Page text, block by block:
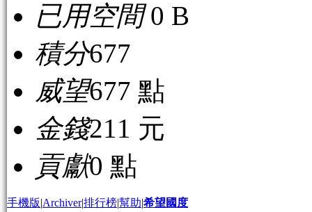
已用空間0 B
積分677
威望677 點
金錢211 元
貢獻0 點
手機版|Archiver|排行榜|幫助|希望國度